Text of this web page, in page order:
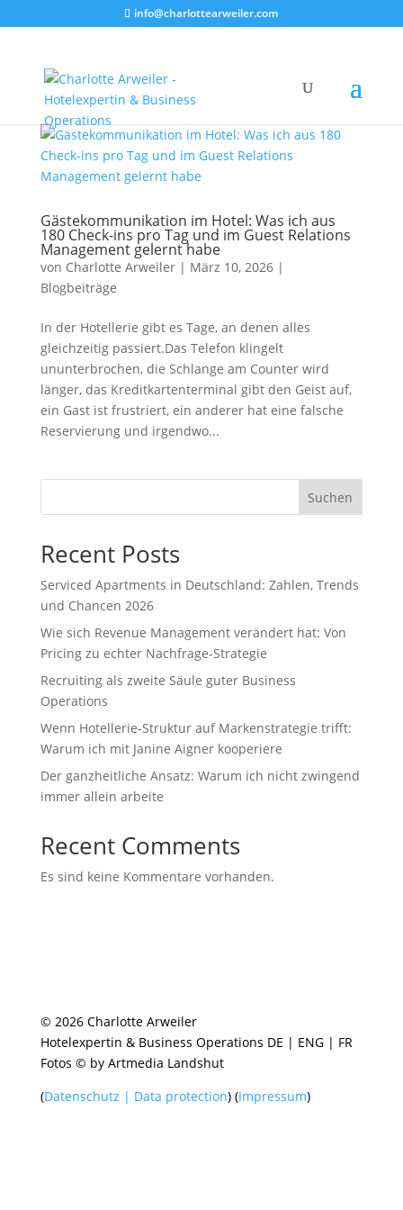
info@charlottearweiler.com
Gästekommunikation im Hotel: Was ich aus
180 Check-ins pro Tag und im Guest Relations
Management gelernt habe
von Charlotte Arweiler| März 10, 2026|
Blogbeiträge
In der Hotellerie gibt es Tage, an denen alles
gleichzeitig passiert.Das Telefon klingelt
ununterbrochen, die Schlange am Counter wird
länger, das Kreditkartenterminal gibt den Geist auf,
ein Gast ist frustriert, ein anderer hat eine falsche
Reservierung und irgendwo...
Suchen
Recent Posts
Serviced Apartments in Deutschland: Zahlen, Trends
und Chancen 2026
Wie sich Revenue Management verändert hat: Von
Pricing zu echter Nachfrage‑Strategie
Recruiting als zweite Säule guter Business
Operations
Wenn Hotellerie‑Struktur auf Markenstrategie trifft:
Warum ich mit Janine Aigner kooperiere
Der ganzheitliche Ansatz: Warum ich nicht zwingend
immer allein arbeite
Recent Comments
Es sind keine Kommentare vorhanden.
© 2026 Charlotte Arweiler
Hotelexpertin & Business Operations DE | ENG | FR
Fotos © by Artmedia Landshut
(Datenschutz | Data protection) (Impressum)